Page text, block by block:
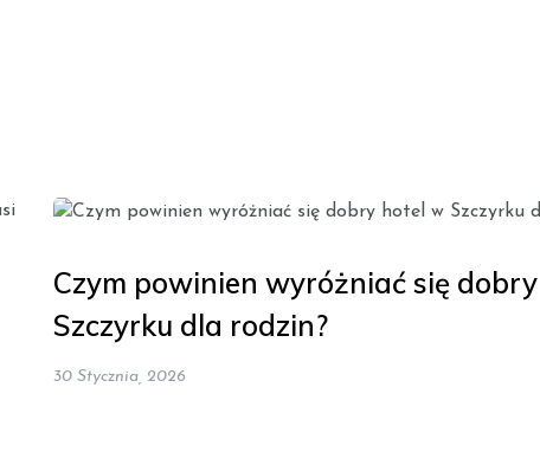
Czym powinien wyróżniać się
Szczyrku dla rodzin?
30 Stycznia, 2026